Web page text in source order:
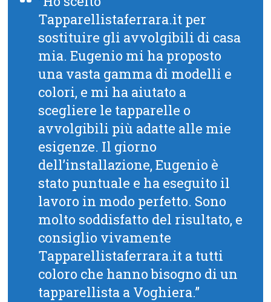
Tapparellistaferrara.it per
sostituire gli avvolgibili di casa
mia. Eugenio mi ha proposto
una vasta gamma di modelli e
colori, e mi ha aiutato a
scegliere le tapparelle o
avvolgibili più adatte alle mie
esigenze. Il giorno
dell’installazione, Eugenio è
stato puntuale e ha eseguito il
lavoro in modo perfetto. Sono
molto soddisfatto del risultato, e
consiglio vivamente
Tapparellistaferrara.it a tutti
coloro che hanno bisogno di un
tapparellista a Voghiera.”